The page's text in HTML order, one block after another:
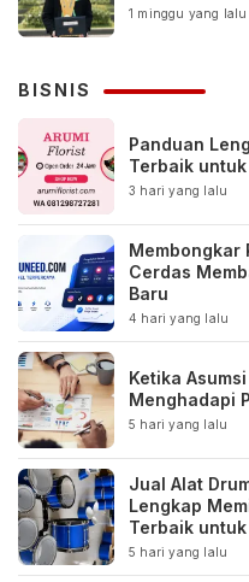
1 minggu yang lalu
BISNIS
Panduan
Terbaik
3 hari yang lalu
Membongkar
Cerdas
Baru
4 hari yang lalu
Ketika
Menghadapi
5 hari yang lalu
Jual Alat
Lengkap
Terbaik
Komunitas
5 hari yang lalu